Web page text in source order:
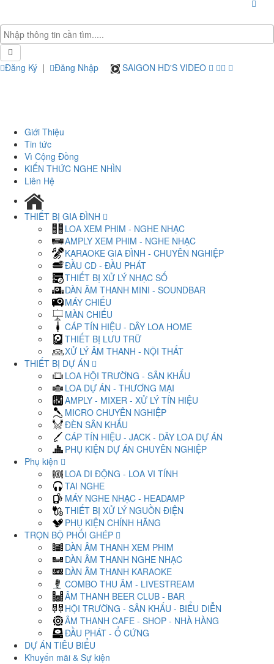
Đăng Ký | Đăng Nhập SAIGON HD'S VIDEO
Giới Thiệu
Tin tức
Vì Cộng Đồng
KIẾN THỨC NGHE NHÌN
Liên Hệ
THIẾT BỊ GIA ĐÌNH
LOA XEM PHIM - NGHE NHẠC
AMPLY XEM PHIM - NGHE NHẠC
KARAOKE GIA ĐÌNH - CHUYÊN NGHIỆP
ĐẦU CD - ĐẦU PHÁT
THIẾT BỊ XỬ LÝ NHẠC SỐ
DÀN ÂM THANH MINI - SOUNDBAR
MÁY CHIẾU
MÀN CHIẾU
CÁP TÍN HIỆU - DÂY LOA HOME
THIẾT BỊ LƯU TRỮ
XỬ LÝ ÂM THANH - NỘI THẤT
THIẾT BỊ DỰ ÁN
LOA HỘI TRƯỜNG - SÂN KHẤU
LOA DỰ ÁN - THƯƠNG MẠI
AMPLY - MIXER - XỬ LÝ TÍN HIỆU
MICRO CHUYÊN NGHIỆP
ĐÈN SÂN KHẤU
CÁP TÍN HIỆU - JACK - DÂY LOA DỰ ÁN
PHỤ KIỆN DỰ ÁN CHUYÊN NGHIỆP
Phụ kiện
LOA DI ĐỘNG - LOA VI TÍNH
TAI NGHE
MÁY NGHE NHẠC - HEADAMP
THIẾT BỊ XỬ LÝ NGUỒN ĐIỆN
PHỤ KIỆN CHÍNH HÃNG
TRỌN BỘ PHỐI GHÉP
DÀN ÂM THANH XEM PHIM
DÀN ÂM THANH NGHE NHẠC
DÀN ÂM THANH KARAOKE
COMBO THU ÂM - LIVESTREAM
ÂM THANH BEER CLUB - BAR
HỘI TRƯỜNG - SÂN KHẤU - BIỂU DIỄN
ÂM THANH CAFE - SHOP - NHÀ HÀNG
ĐẦU PHÁT - Ổ CỨNG
DỰ ÁN TIÊU BIỂU
Khuyến mãi & Sự kiện